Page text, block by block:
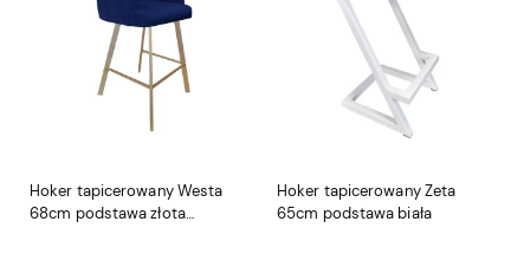
Hoker tapicerowany Westa
68cm podstawa złota
Hoker tapicerowany Zeta
65cm podstawa biała